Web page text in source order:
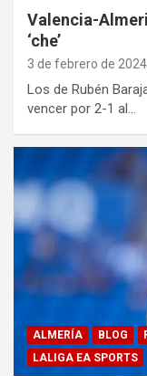
Valencia-
‘che’
3 de febrero de 2024
Los de Rubén
vencer por 2-1 al…
ALMERÍA BLOG
LALIGA EA SPORTS